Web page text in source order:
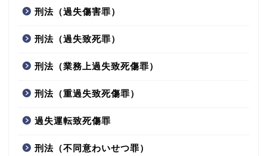
刑法（過失傷害罪）
刑法（過失致死罪）
刑法（業務上過失致死傷罪）
刑法（重過失致死傷罪）
過失運転致死傷罪
刑法（不同意わいせつ罪）